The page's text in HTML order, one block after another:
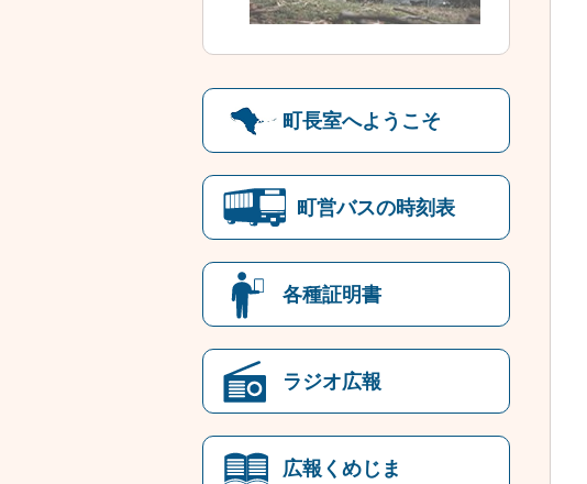
町長室へようこそ
町営バスの時刻表
各種証明書
ラジオ広報
広報くめじま